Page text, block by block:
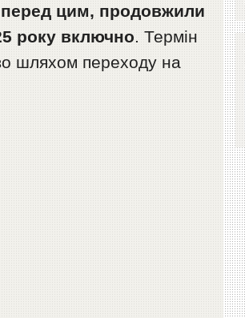
цим, продовжили
року включно. Термін
шляхом переходу на